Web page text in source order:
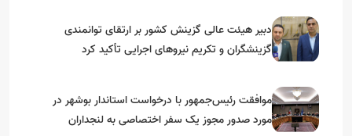
دبیر هیئت عالی گزینش کشور بر ارتقای توانمندی
گزینشگران و تکریم نیروهای اجرایی تأکید کرد
موافقت رئیس‌جمهور با درخواست استاندار بوشهر در
مورد صدور مجوز یک سفر اختصاصی به لنجداران